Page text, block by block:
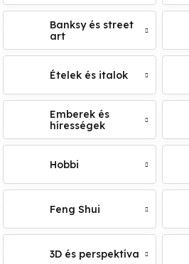
Banksy és street
art
Ételek és italok
Emberek és
hírességek
Hobbi
Feng Shui
3D és perspektíva